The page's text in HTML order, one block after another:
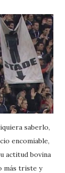
saberlo,
encomiable,
actitud bovina
más triste y